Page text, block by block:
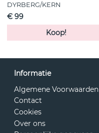
DYRBERG/KERN
€ 99
Koop!
Informatie
Algemene Voorwaarden
Contact
Cookies
Over ons